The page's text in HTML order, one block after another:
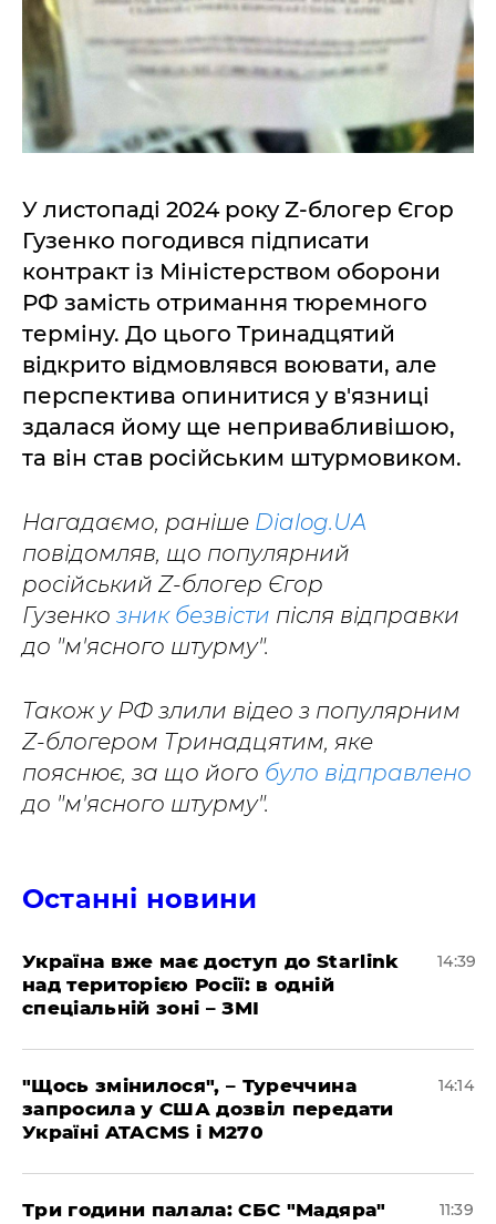
У листопаді 2024 року Z-блогер Єгор
Гузенко погодився підписати
контракт із Міністерством оборони
РФ замість отримання тюремного
терміну. До цього Тринадцятий
відкрито відмовлявся воювати, але
перспектива опинитися у в'язниці
здалася йому ще непривабливішою,
та він став російським штурмовиком.
Нагадаємо, раніше Dialog.UA
повідомляв, що популярний
російський Z-блогер Єгор
Гузенко зник безвісти після відправки
до "м'ясного штурму".
Також у РФ злили відео з популярним
Z-блогером Тринадцятим, яке
пояснює, за що його було відправлено
до "м'ясного штурму".
Останні новини
Україна вже має доступ до Starlink
над територією Росії: в одній
спеціальній зоні – ЗМІ
14:39
"Щось змінилося", – Туреччина
запросила у США дозвіл передати
Україні ATACMS і M270
14:14
Три години палала: СБС "Мадяра"
11:39